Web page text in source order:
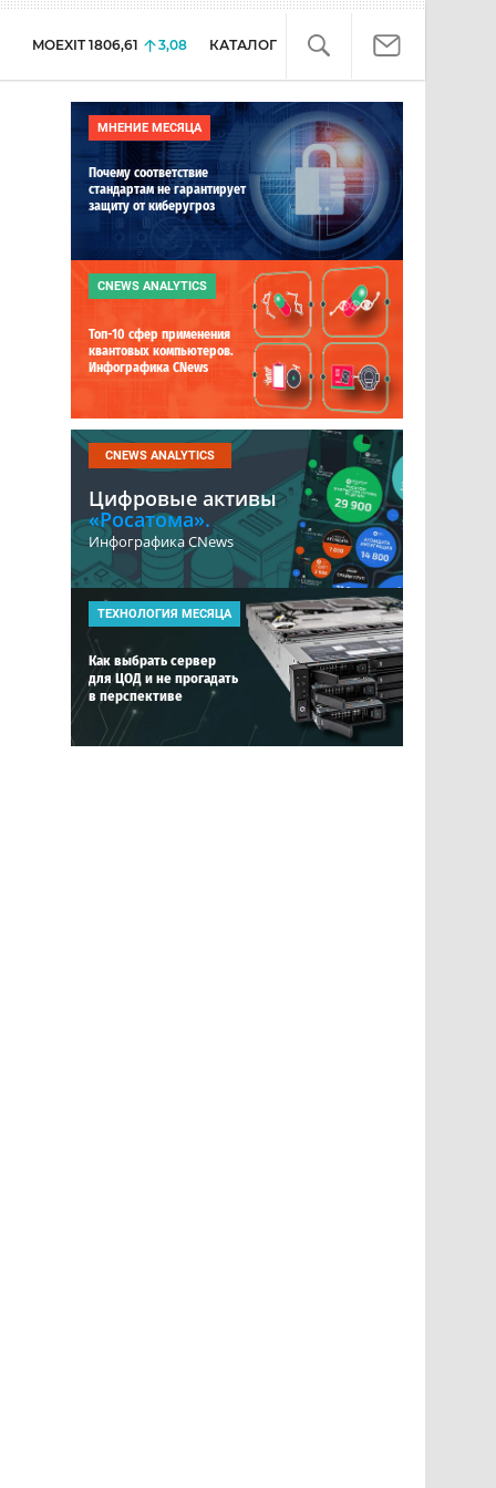
MOEXIT 1806,61 3,08 КАТАЛОГ
МНЕНИЕ МЕСЯЦА
Почему соответствие
стандартам не гарантирует
защиту от киберугроз
CNEWS ANALYTICS
Топ-10 сфер применения
квантовых компьютеров.
Инфографика CNews
CNEWS ANALYTICS
Цифровые активы
«Росатома».
Инфографика CNews
ТЕХНОЛОГИЯ МЕСЯЦА
Как выбрать сервер
для ЦОД и не прогадать
в перспективе